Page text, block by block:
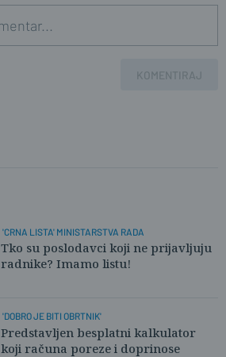
KOMENTIRAJ
'CRNA LISTA' MINISTARSTVA RADA
Tko su poslodavci koji ne prijavljuju
radnike? Imamo listu!
'DOBRO JE BITI OBRTNIK'
Predstavljen besplatni kalkulator
koji računa poreze i doprinose